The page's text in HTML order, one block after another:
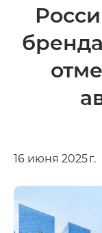
16 июня 2025 г.